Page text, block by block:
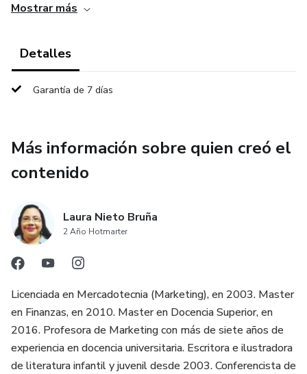
Laura Nieto Bruña es profesora de Mercadotecnia
(USMA), cuenta con un Diplomado en Creación Literaria por
años de experiencia como escritora para niños y jóvenes.
Mostrar más
Detalles
Garantía de 7 días
Más información sobre quien creó el
contenido
Laura Nieto Bruña
2 Año Hotmarter
Licenciada en Mercadotecnia (Marketing), en 2003. Master
en Finanzas, en 2010. Master en Docencia Superior, en
2016. Profesora de Marketing con más de siete años de
experiencia en docencia universitaria. Escritora e ilustradora
de literatura infantil y juvenil desde 2003. Conferencista de